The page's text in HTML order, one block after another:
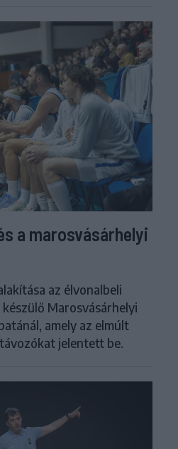
a marosvásárhelyi
az élvonalbeli
Marosvásárhelyi
amely az elmúlt
jelentett be.